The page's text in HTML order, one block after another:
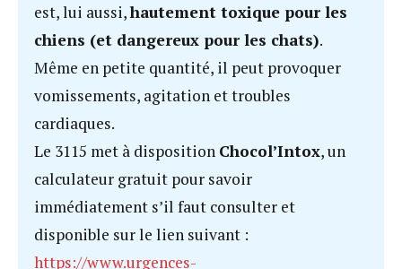
est, lui aussi,hautement toxique pour les
chiens (et dangereux pour les chats).
Même en petite quantité, il peut provoquer
vomissements, agitation et troubles
cardiaques.
Le 3115 met à disposition Chocol’Intox, un
calculateur gratuit pour savoir
immédiatement s’il faut consulter et
disponible sur le lien suivant :
https://www.urgences-